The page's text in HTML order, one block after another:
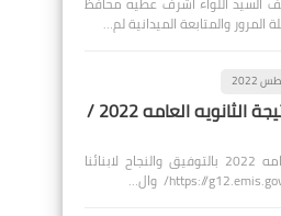
والمتابعة الميدانية لم…
لمعرفة نتيجة الثانويه العامه 2022 /
ل معرفة نتيجة الثانويه العامه 2022 بالتوفيق والنجاح لابنائنا